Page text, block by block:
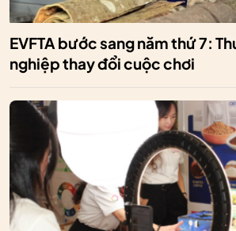
EVFTA bước sang năm thứ 7:
nghiệp thay đổi cuộc chơi